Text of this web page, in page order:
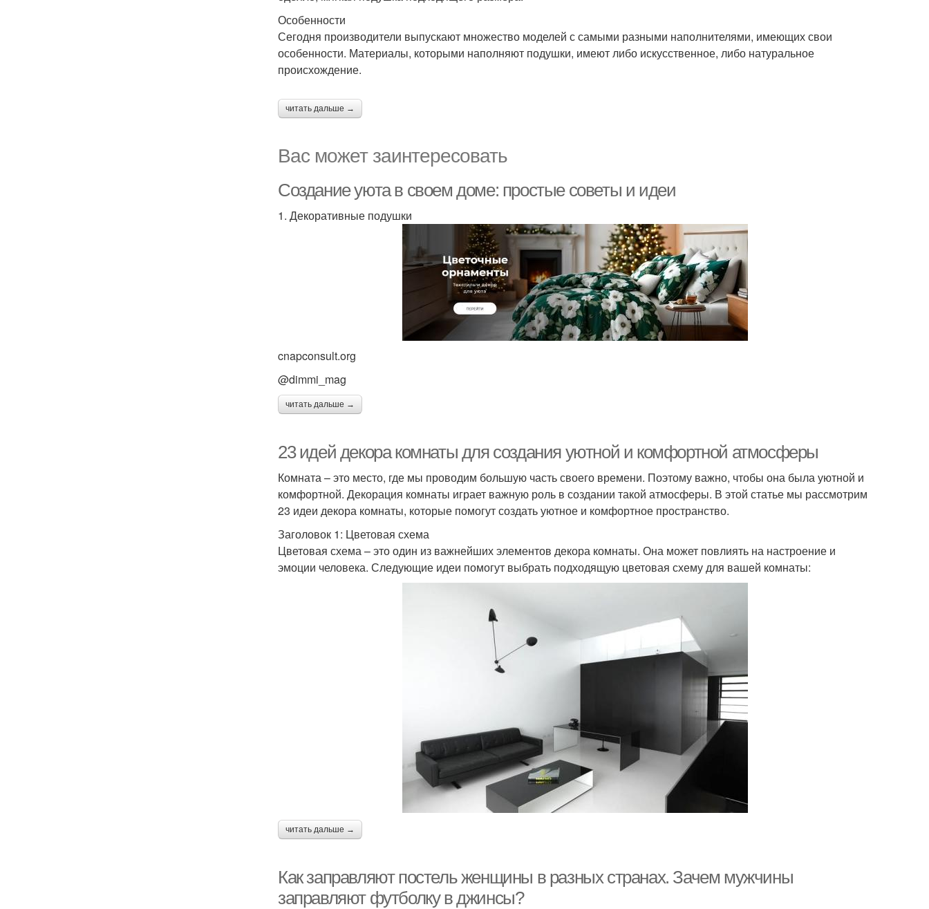
Особенности
Сегодня производители выпускают множество моделей с самыми разными наполнителями, имеющих свои
особенности. Материалы, которыми наполняют подушки, имеют либо искусственное, либо натуральное
происхождение.
читать дальше →
Вас может заинтересовать
Создание уюта в своем доме: простые советы и идеи
1. Декоративные подушки
cnapconsult.org
@dimmi_mag
читать дальше →
23 идей декора комнаты для создания уютной и комфортной атмосферы
Комната – это место, где мы проводим большую часть своего времени. Поэтому важно, чтобы она была уютной и
комфортной. Декорация комнаты играет важную роль в создании такой атмосферы. В этой статье мы рассмотрим
23 идеи декора комнаты, которые помогут создать уютное и комфортное пространство.
Заголовок 1: Цветовая схема
Цветовая схема – это один из важнейших элементов декора комнаты. Она может повлиять на настроение и
эмоции человека. Следующие идеи помогут выбрать подходящую цветовая схему для вашей комнаты:
читать дальше →
Как заправляют постель женщины в разных странах. Зачем мужчины
заправляют футболку в джинсы?